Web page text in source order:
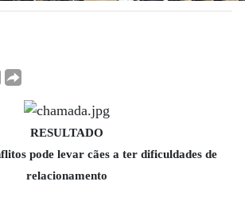
RESULTADO
pode levar cães a ter dificuldades de
relacionamento